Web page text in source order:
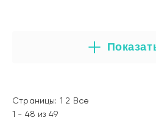
Страницы: 1 2 Все
1 - 48 из 49